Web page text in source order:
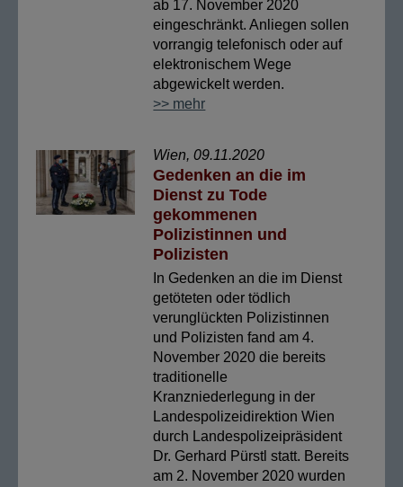
ab 17. November 2020
eingeschränkt. Anliegen sollen
vorrangig telefonisch oder auf
elektronischem Wege
abgewickelt werden.
>> mehr
Wien, 09.11.2020
Gedenken an die im
Dienst zu Tode
gekommenen
Polizistinnen und
Polizisten
In Gedenken an die im Dienst
getöteten oder tödlich
verunglückten Polizistinnen
und Polizisten fand am 4.
November 2020 die bereits
traditionelle
Kranzniederlegung in der
Landespolizeidirektion Wien
durch Landespolizeipräsident
Dr. Gerhard Pürstl statt. Bereits
am 2. November 2020 wurden